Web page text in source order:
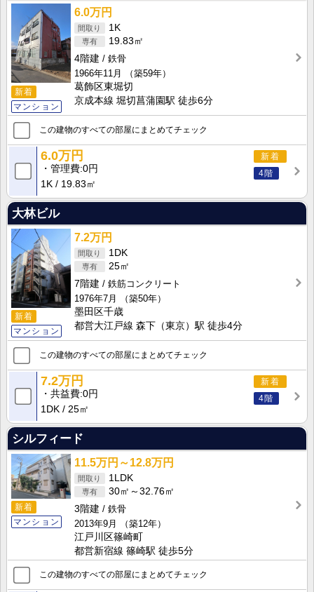
新着
マンション
6.0万円
1K
19.83㎡
4階建
鉄骨
1966年11月
（築59年）
葛飾区東堀切
京成本線 堀切菖蒲園駅 徒歩6分
この建物のすべての部屋にまとめてチェック
新着
4階
6.0万円
管理費 0円
1K
19.83㎡
大林ビル
新着
マンション
7.2万円
1DK
25㎡
7階建
鉄筋コンクリート
1976年7月
（築50年）
墨田区千歳
都営大江戸線 森下（東京）駅 徒歩4分
この建物のすべての部屋にまとめてチェック
新着
4階
7.2万円
共益費 0円
1DK
25㎡
シルフィード
新着
マンション
11.5万円～12.8万円
1LDK
30㎡～32.76㎡
3階建
鉄骨
2013年9月
（築12年）
江戸川区篠崎町
都営新宿線 篠崎駅 徒歩5分
この建物のすべての部屋にまとめてチェック